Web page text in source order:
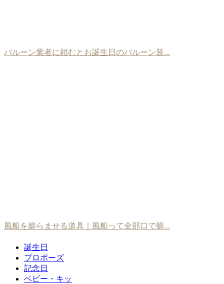
バルーン業者に頼むとお誕生日のバルーン装...
風船を膨らませる道具｜風船って全部口で膨...
誕生日
プロポーズ
記念日
ベビー・キッ